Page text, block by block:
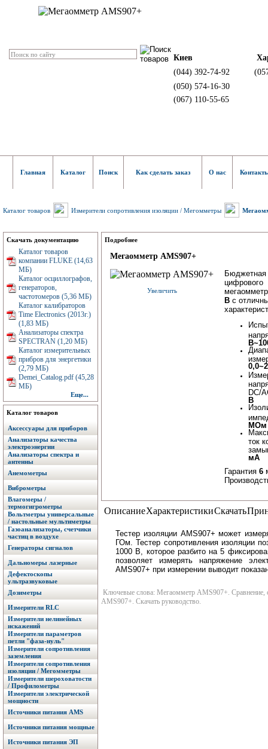
Киев
(044) 392-74-92
(050) 574-16-30
(067) 110-55-65
Главная Каталог Поиск Как сделать заказ О нас
Каталог товаров Измерители сопротивления изоляции / Мегомметры
Скачать документацию
Каталог товаров
компании FLUKE (14,63
МБ)
Каталог осциллографов,
генераторов,
частотомеров (5,36 МБ)
Каталог калибраторов
Time Electronics (2013г.)
(1,83 МБ)
Анализаторы спектра
SPECTRAN (1,20 МБ)
Каталог измерительных
прибров для энергетики
(2,79 МБ)
Demei_Catalog.pdf (45,28
МБ)
Еще...
Каталог товаров
Аксессуары для приборов
Анализаторы качества
электроэнергии
Анализаторы спектра и
антенны
Анемометры
Виброметры
Влагомеры /
термогигрометры
Вольтметры универсальные
/ настольные мультиметры
Газоанализаторы, счетчики
частиц в воздухе
Генераторы сигналов
Дальномеры лазерные
Дефектоскопы
ультразвуковые
Дозиметры
Измерители RLC
Измерители нелинейных
искажений
Измерители параметров
петли "фаза-нуль"
Измерители сопротивления
заземления
Измерители сопротивления
изоляции / Мегомметры
Измерители шероховатости
/ Профилометры
Измерители электрической
мощности
Источники питания AMS
Источники питания мощные
Источники питания ЭП
Подробнее
Мегаомметр AMS907+
Увеличить
цифрового
В с
DC/
В
МОм
ток
мА
Гарантия 6
ОписаниеХарактеристикиСкачать
Тестер изоляции AMS907+ может
ГОм. Тестер сопротивления изоляции
1000 В, которое разбито на 5
позволяет измерять напряжение
AMS907+ при измерении выводит
Ключевые слова: Мегаомметр AMS907+. Сравнение,
AMS907+. Скачать руководство.